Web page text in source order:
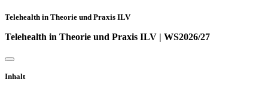
Telehealth in Theorie und Praxis ILV
Telehealth in Theorie und Praxis ILV | WS2026/27
Inhalt